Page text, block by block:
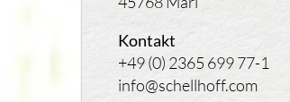
Kontakt
+49 (0) 2365 699 77-1
info@schellhoff.com